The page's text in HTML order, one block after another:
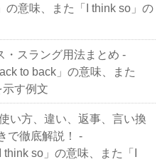
の意味、また「I think so」の
・スラング用法まとめ -
to back」の意味、また
示す例文
い方、違い、返事、言い換
で徹底解説！ -
I think so」の意味、また「I